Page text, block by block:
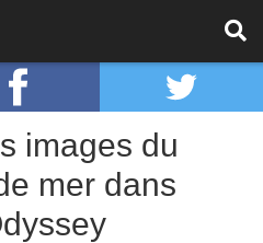
images du
mer dans